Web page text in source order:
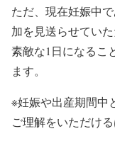
ただ、現在妊娠中
加を見送らせていた
素敵な1日になるこ
ます。
※妊娠や出産期間中
ご理解をいただける